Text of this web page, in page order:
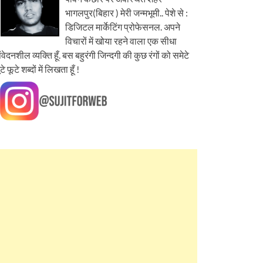
भागलपुर(बिहार ) मेरी जन्मभूमी.. पेशे से :
डिजिटल मार्केटिंग प्रोफेसनल. अपने
विचारों में खोया रहने वाला एक सीधा
व्यक्ति हूँ. बस बहुरंगी जिन्दगी की कुछ रंगों को समेटे
फूटे शब्दों में लिखता हूँ !